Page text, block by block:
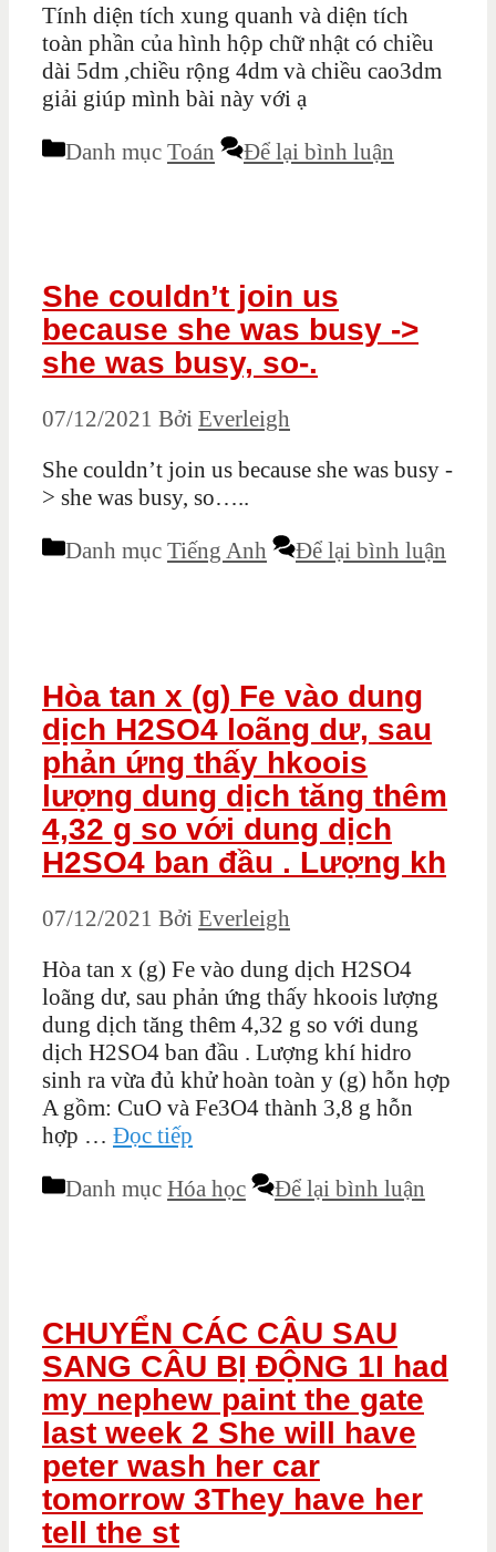
Tính diện tích xung quanh và diện tích
toàn phần của hình hộp chữ nhật có chiều
dài 5dm ,chiều rộng 4dm và chiều cao3dm
giải giúp mình bài này với ạ
Danh mục Toán Để lại bình luận
She couldn’t join us
because she was busy ->
she was busy, so-.
07/12/2021 Bởi Everleigh
She couldn’t join us because she was busy -
> she was busy, so…..
Danh mục Tiếng Anh Để lại bình luận
Hòa tan x (g) Fe vào dung
dịch H2SO4 loãng dư, sau
phản ứng thấy hkoois
lượng dung dịch tăng thêm
4,32 g so với dung dịch
H2SO4 ban đầu . Lượng kh
07/12/2021 Bởi Everleigh
Hòa tan x (g) Fe vào dung dịch H2SO4
loãng dư, sau phản ứng thấy hkoois lượng
dung dịch tăng thêm 4,32 g so với dung
dịch H2SO4 ban đầu . Lượng khí hidro
sinh ra vừa đủ khử hoàn toàn y (g) hỗn hợp
A gồm: CuO và Fe3O4 thành 3,8 g hỗn
hợp … Đọc tiếp
Danh mục Hóa học Để lại bình luận
CHUYỂN CÁC CÂU SAU
SANG CÂU BỊ ĐỘNG 1I had
my nephew paint the gate
last week 2 She will have
peter wash her car
tomorrow 3They have her
tell the st